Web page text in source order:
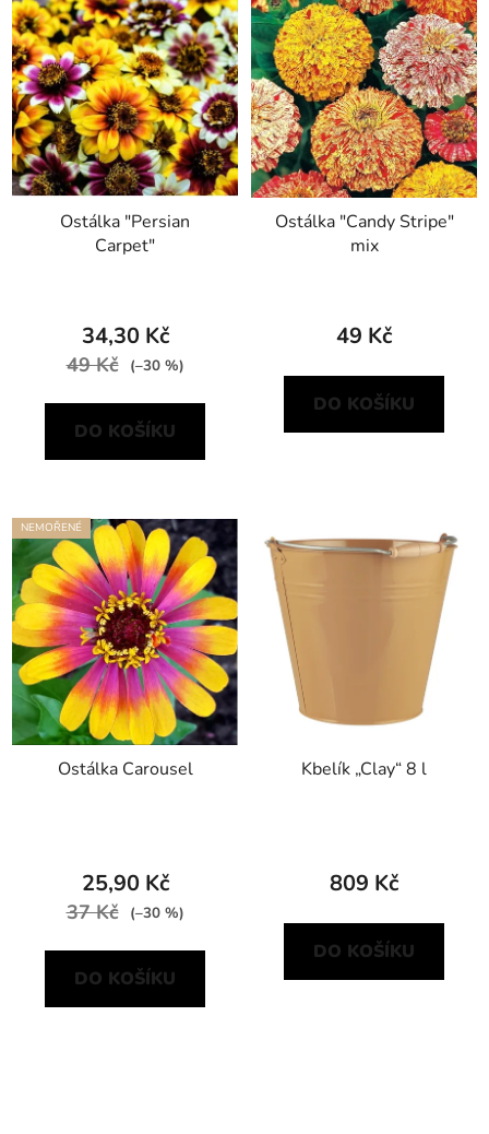
Ostálka "Persian
Carpet"
34,30 Kč
49 Kč (–30 %)
DO KOŠÍKU
Ostálka "Candy Stripe"
mix
49 Kč
DO KOŠÍKU
NEMOŘENÉ
Ostálka Carousel
25,90 Kč
37 Kč (–30 %)
DO KOŠÍKU
Kbelík „Clay“ 8 l
809 Kč
DO KOŠÍKU